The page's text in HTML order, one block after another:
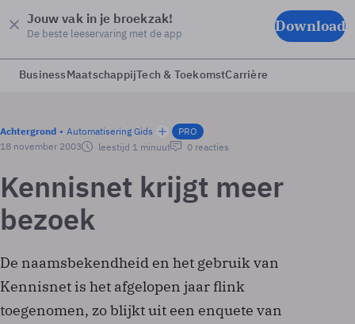
Jouw vak in je broekzak!
De beste leeservaring met de app Download
BusinessMaatschappijTech & ToekomstCarrière
Achtergrond Automatisering Gids
PRO
18 november 2003
leestijd 1 minuut 0 reacties
Kennisnet krijgt meer
bezoek
De naamsbekendheid en het gebruik van
Kennisnet is het afgelopen jaar flink
toegenomen, zo blijkt uit een enquete van